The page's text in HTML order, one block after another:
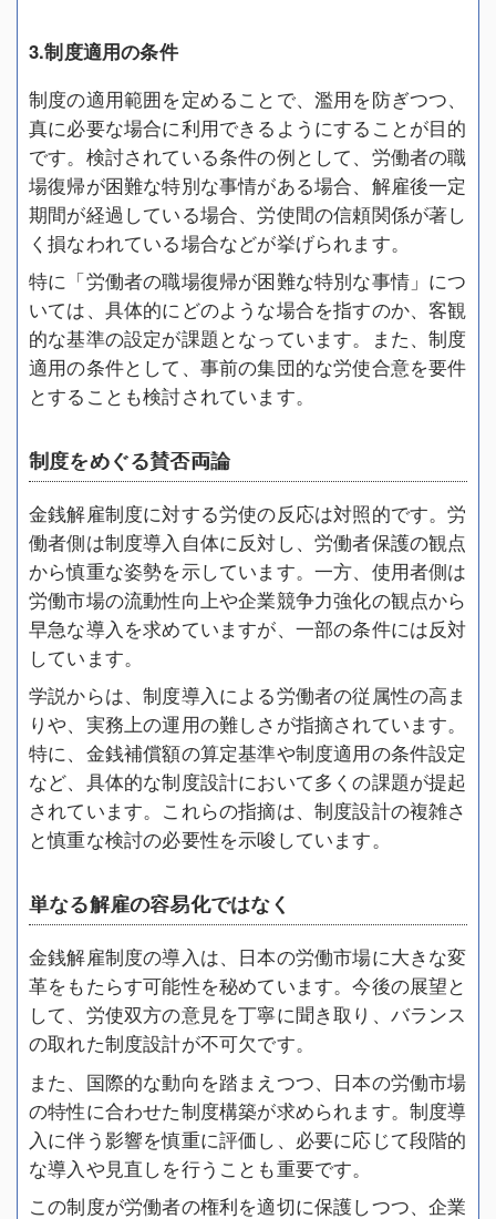
3.制度適用の条件
制度の適用範囲を定めることで、濫用を防ぎつつ、
真に必要な場合に利用できるようにすることが目的
です。検討されている条件の例として、労働者の職
場復帰が困難な特別な事情がある場合、解雇後一定
期間が経過している場合、労使間の信頼関係が著し
く損なわれている場合などが挙げられます。
特に「労働者の職場復帰が困難な特別な事情」につ
いては、具体的にどのような場合を指すのか、客観
的な基準の設定が課題となっています。また、制度
適用の条件として、事前の集団的な労使合意を要件
とすることも検討されています。
制度をめぐる賛否両論
金銭解雇制度に対する労使の反応は対照的です。労
働者側は制度導入自体に反対し、労働者保護の観点
から慎重な姿勢を示しています。一方、使用者側は
労働市場の流動性向上や企業競争力強化の観点から
早急な導入を求めていますが、一部の条件には反対
しています。
学説からは、制度導入による労働者の従属性の高ま
りや、実務上の運用の難しさが指摘されています。
特に、金銭補償額の算定基準や制度適用の条件設定
など、具体的な制度設計において多くの課題が提起
されています。これらの指摘は、制度設計の複雑さ
と慎重な検討の必要性を示唆しています。
単なる解雇の容易化ではなく
金銭解雇制度の導入は、日本の労働市場に大きな変
革をもたらす可能性を秘めています。今後の展望と
して、労使双方の意見を丁寧に聞き取り、バランス
の取れた制度設計が不可欠です。
また、国際的な動向を踏まえつつ、日本の労働市場
の特性に合わせた制度構築が求められます。制度導
入に伴う影響を慎重に評価し、必要に応じて段階的
な導入や見直しを行うことも重要です。
この制度が労働者の権利を適切に保護しつつ、企業